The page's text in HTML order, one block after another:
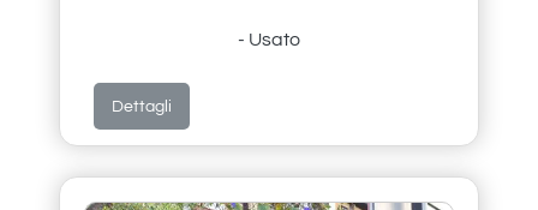
- Usato
Dettagli